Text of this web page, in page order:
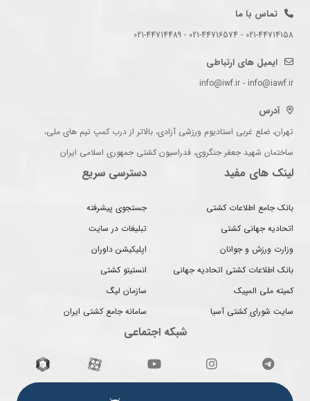
تماس با ما
021-44714158 - 021-44716574 - 021-44714489
ایمیل های ارتباطی
info@iwf.ir - info@iawf.ir
آدرس
تهران، ضلع غربی استادیوم ورزشی آزادی، بالاتر از درب کمپ تیم های ملی،
ساختمان شهید جعفر جنگروی، فدراسیون کشتی جمهوری اسلامی ایران
لینک های مفید
بانک جامع اطلاعات کشتی
اتحادیه جهانی کشتی
وزارت ورزش و جوانان
بانک اطلاعات کشتی اتحادیه جهانی
کمیته ملی المپیک
سایت شورای کشتی آسیا
دسترسی سریع
جستجوی پیشرفته
تبلیغات در سایت
اپلیکیشن داوران
انستیتو کشتی
سازمان لیگ
سامانه جامع کشتی ایران
شبکه اجتماعی